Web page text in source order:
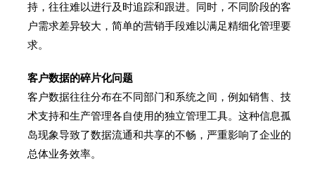
持，往往难以进行及时追踪和跟进。同时，不同阶段的客
户需求差异较大，简单的营销手段难以满足精细化管理要
求。
客户数据的碎片化问题
客户数据往往分布在不同部门和系统之间，例如销售、技
术支持和生产管理各自使用的独立管理工具。这种信息孤
岛现象导致了数据流通和共享的不畅，严重影响了企业的
总体业务效率。